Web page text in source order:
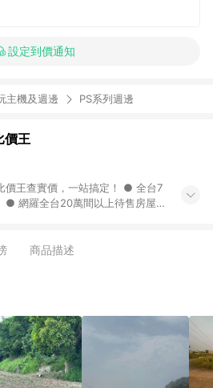
設定到價通知
主機及週邊 PS系列週邊
價王
價王查實價，一站搞定！ ● 全台7
● 網羅全台20萬間以上待售房屋，
商品描述